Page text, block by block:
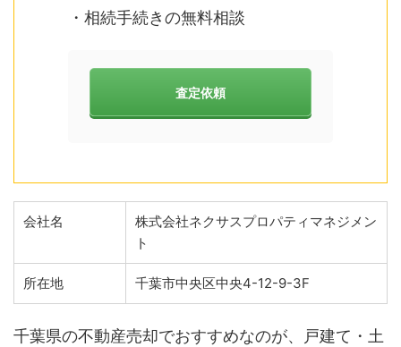
・相続手続きの無料相談
査定依頼
会社名
株式会社ネクサスプロパティマネジメン
ト
所在地 千葉市中央区中央4-12-9-3F
千葉県の不動産売却でおすすめなのが、戸建て・土